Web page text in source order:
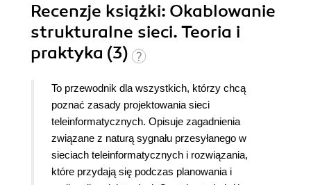
Recenzje książki: Okablowanie
strukturalne sieci. Teoria i
praktyka (3)
To przewodnik dla wszystkich, którzy chcą
poznać zasady projektowania sieci
teleinformatycznych. Opisuje zagadnienia
związane z naturą sygnału przesyłanego w
sieciach teleinformatycznych i rozwiązania,
które przydają się podczas planowania i